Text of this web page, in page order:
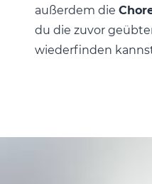
außerdem die
du die zuvor
wiederfinden